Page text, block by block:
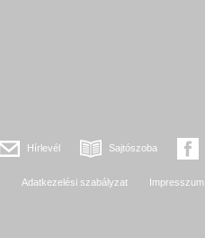
Hírlevél Sajtószoba
Adatkezelési szabályzat Impresszum